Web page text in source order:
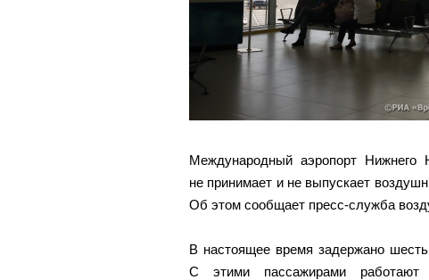
Международный аэропорт
не принимает и не выпускает
Об этом сообщает пресс-служба
В настоящее время задержано шесть
С этими пассажирами работают